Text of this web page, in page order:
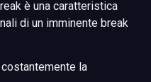
è una caratteristica
di un imminente break
la